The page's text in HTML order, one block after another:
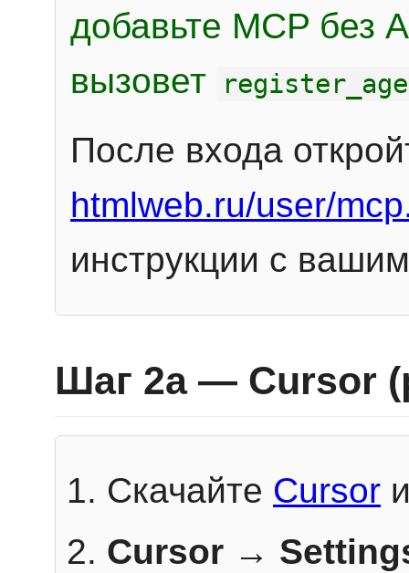
добавьте MCP без
вызовет
После входа
htmlweb.ru/user/
инструкции с
Шаг 2a — Cursor
Скачайте Cursor
Cursor →